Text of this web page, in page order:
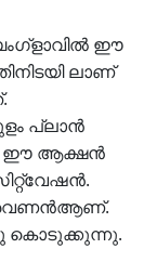
ഈ
ലാണ്
പ്ലാൻ
ഈ ആക്ഷൻ
കൊടുക്കുന്നു.